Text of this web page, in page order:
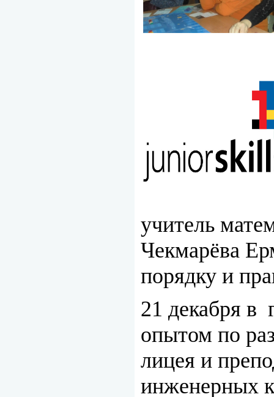
учитель
Чекмарёва
порядку и
21 декабря в
опытом по
лицея и
инженерных